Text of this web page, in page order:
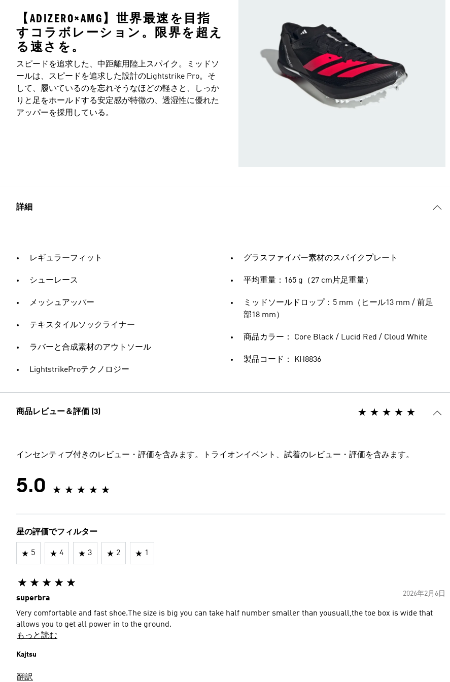
【ADIZERO×AMG】世界最速を目指
すコラボレーション。限界を超え
る速さを。
スピードを追求した、中距離用陸上スパイク。ミッドソ
ールは、スピードを追求した設計のLightstrike Pro。そ
して、履いているのを忘れそうなほどの軽さと、しっか
りと足をホールドする安定感が特徴の、透湿性に優れた
アッパーを採用している。
詳細
レギュラーフィット
シューレース
メッシュアッパー
テキスタイルソックライナー
ラバーと合成素材のアウトソール
LightstrikeProテクノロジー
グラスファイバー素材のスパイクプレート
平均重量：165 g（27 cm片足重量）
ミッドソールドロップ：5 mm（ヒール13 mm / 前足
部18 mm）
商品カラー： Core Black / Lucid Red / Cloud White
製品コード： KH8836
商品レビュー＆評価 (3)
インセンティブ付きのレビュー・評価を含みます。トライオンイベント、試着のレビュー・評価を含みます。
5.0
星の評価でフィルター
5 4 3 2 1
2026年2月6日
superbra
Very comfortable and fast shoe.The size is big you can take half number smaller than yousuall,the toe box is wide that
allows you to get all power in to the ground.
もっと読む
Kajtsu
翻訳